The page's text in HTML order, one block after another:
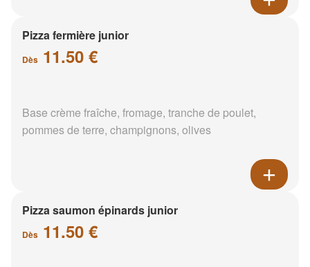
Pizza fermière junior
Dès 11.50 €
Base crème fraîche, fromage, tranche de poulet,
pommes de terre, champignons, olives
Pizza saumon épinards junior
Dès 11.50 €